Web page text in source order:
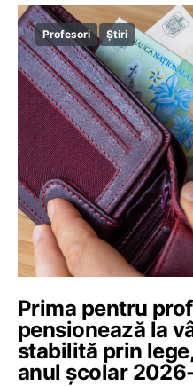
Profesori Știri
Prima pentru
pensionează la
stabilită prin
anul școlar